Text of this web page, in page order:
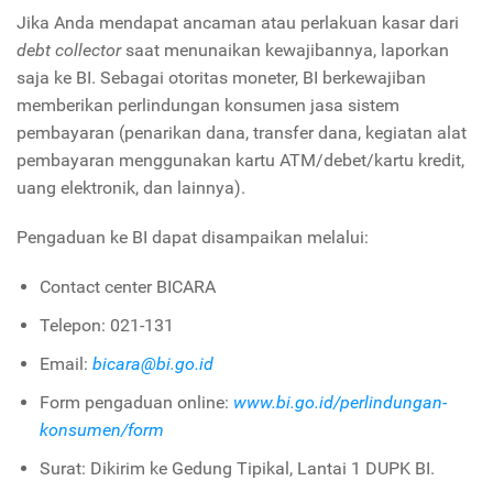
Jika Anda mendapat ancaman atau perlakuan kasar dari
debt collectorsaat menunaikan kewajibannya, laporkan
saja ke BI. Sebagai otoritas moneter, BI berkewajiban
memberikan perlindungan konsumen jasa sistem
pembayaran (penarikan dana, transfer dana, kegiatan alat
pembayaran menggunakan kartu ATM/debet/kartu kredit,
uang elektronik, dan lainnya).
Pengaduan ke BI dapat disampaikan melalui:
Contact center BICARA
Telepon: 021-131
Email: bicara@bi.go.id
Form pengaduan online: www.bi.go.id/perlindungan-
konsumen/form
Surat: Dikirim ke Gedung Tipikal, Lantai 1 DUPK BI.